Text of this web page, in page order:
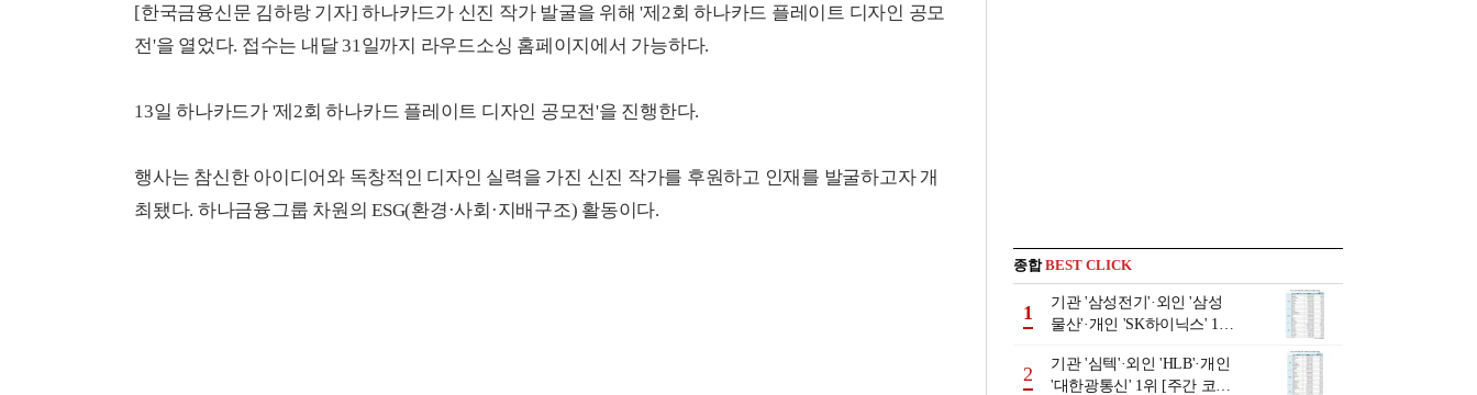
[한국금융신문 김하랑 기자] 하나카드가 신진 작가 발굴을 위해 '제2회 하나카드 플레이트 디자인 공모
전'을 열었다. 접수는 내달 31일까지 라우드소싱 홈페이지에서 가능하다.
13일 하나카드가 '제2회 하나카드 플레이트 디자인 공모전'을 진행한다.
행사는 참신한 아이디어와 독창적인 디자인 실력을 가진 신진 작가를 후원하고 인재를 발굴하고자 개
최됐다. 하나금융그룹 차원의 ESG(환경·사회·지배구조) 활동이다.
종합BEST CLICK
1
기관 '삼성전기'·외인 '삼성
물산'·개인 'SK하이닉스' 1위
년 8월3일~8월7일]
2
기관 '심텍'·외인 'HLB'·개인
'대한광통신' 1위 [주간 코스